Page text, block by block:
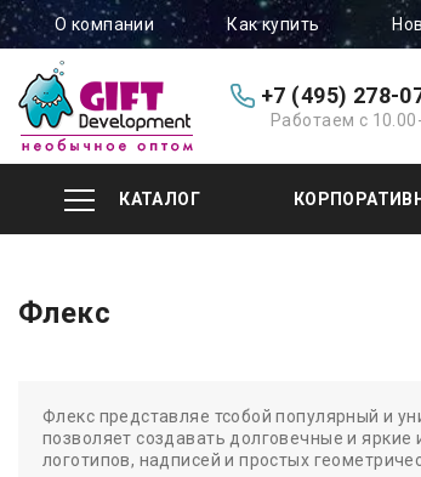
О компании Как купить
+7 (495) 278-
Работаем с
КАТАЛОГ
Флекс
Флекс представляе тсобой популярный и
позволяет создавать долговечные и
логотипов, надписей и простых